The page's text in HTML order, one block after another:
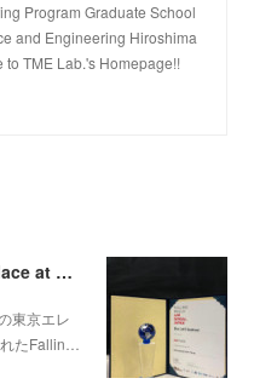
Program Graduate School
and Engineering Hiroshima
to TME Lab.'s Homepage!!
[Award] Eka received Second Place at Falling Walls Lab Sendai 2026
東京エレ
たFallin…